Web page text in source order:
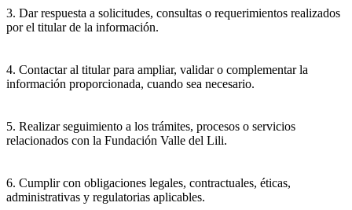
3. Dar respuesta a solicitudes, consultas o requerimientos realizados
por el titular de la información.
4. Contactar al titular para ampliar, validar o complementar la
información proporcionada, cuando sea necesario.
5. Realizar seguimiento a los trámites, procesos o servicios
relacionados con la Fundación Valle del Lili.
6. Cumplir con obligaciones legales, contractuales, éticas,
administrativas y regulatorias aplicables.